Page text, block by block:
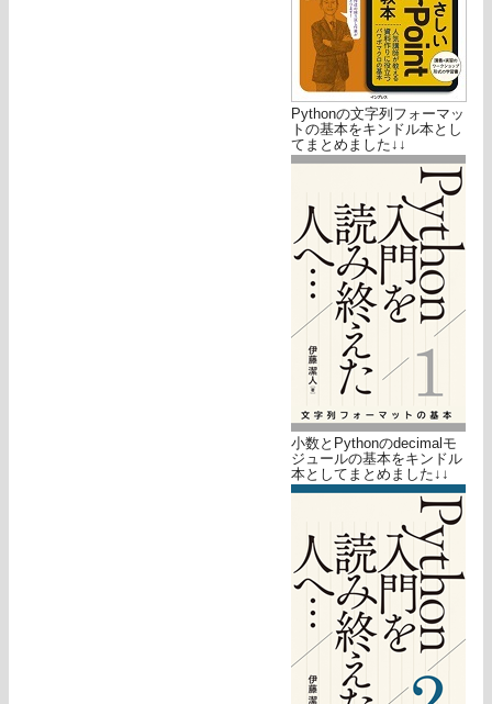
Pythonの文字列フォーマッ
トの基本をキンドル本とし
てまとめました↓↓
小数とPythonのdecimalモ
ジュールの基本をキンドル
本としてまとめました↓↓